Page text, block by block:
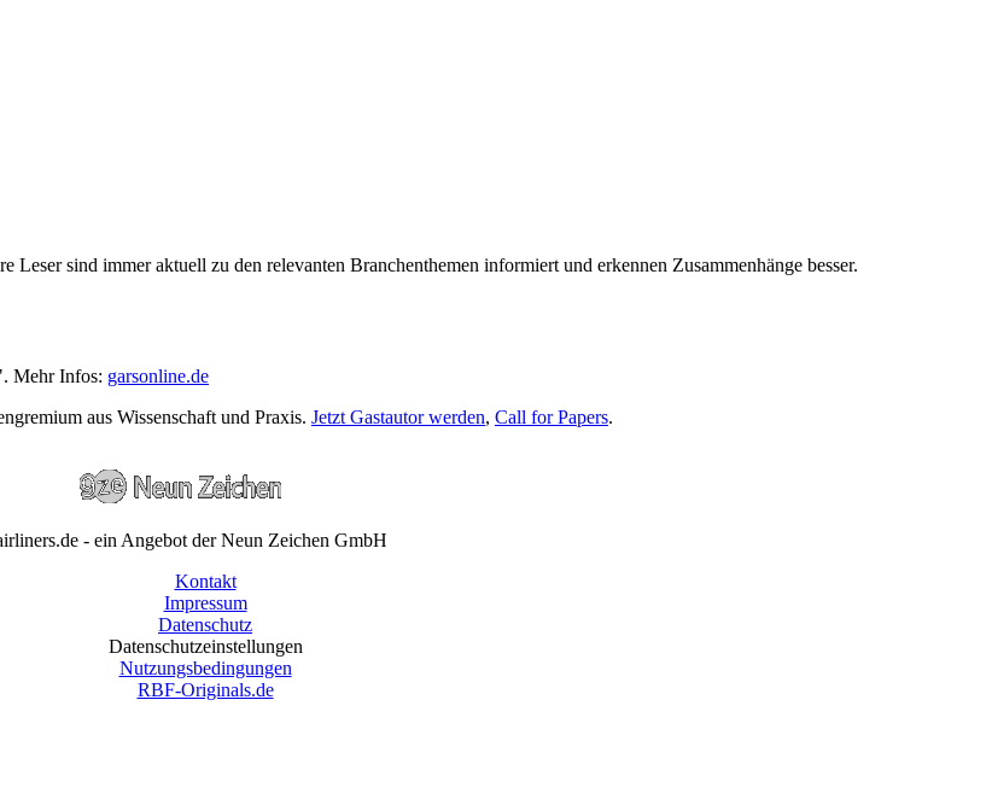
sind immer aktuell zu den relevanten Branchenthemen informiert und erkennen Zusammenhänge besser.
Mehr Infos: garsonline.de
aus Wissenschaft und Praxis. Jetzt Gastautor werden, Call for Papers.
- ein Angebot der Neun Zeichen GmbH
Kontakt
Impressum
Datenschutz
Datenschutzeinstellungen
Nutzungsbedingungen
RBF-Originals.de